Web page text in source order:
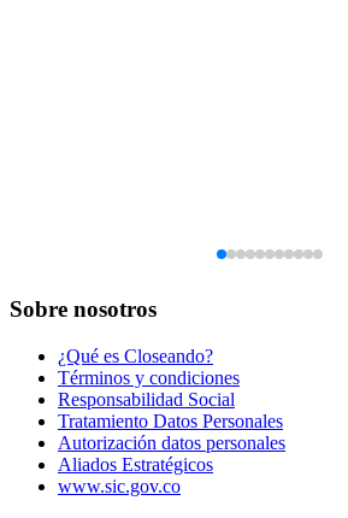
Sobre nosotros
¿Qué es Closeando?
Términos y condiciones
Responsabilidad Social
Tratamiento Datos Personales
Autorización datos personales
Aliados Estratégicos
www.sic.gov.co